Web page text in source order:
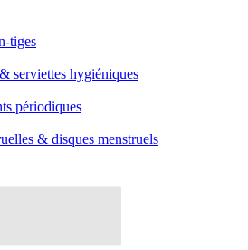
tiges
serviettes hygiéniques
périodiques
& disques menstruels